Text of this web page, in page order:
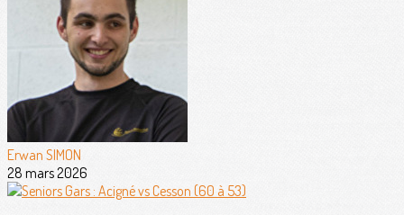
Erwan SIMON
28 mars 2026